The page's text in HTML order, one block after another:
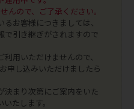
んので、ご了承ください。
お客様につきましては、
で引き継ぎがされますので
用いただけませんので、
申し込みいただけましたら
決まり次第にご案内をいた
たします。